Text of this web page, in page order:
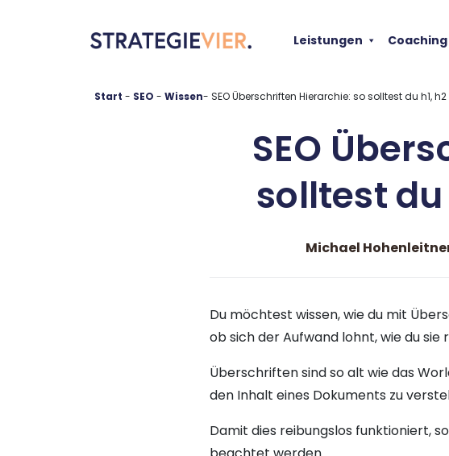
Leistungen Coaching
Start - SEO - - SEO Überschriften Hierarchie: so solltest du h1,
SEO
solltest du
Michael
Du möchtest wissen, wie du mit
ob sich der Aufwand lohnt, wie du
Überschriften sind so alt wie das
den Inhalt eines Dokuments zu
Damit dies reibungslos funktioniert,